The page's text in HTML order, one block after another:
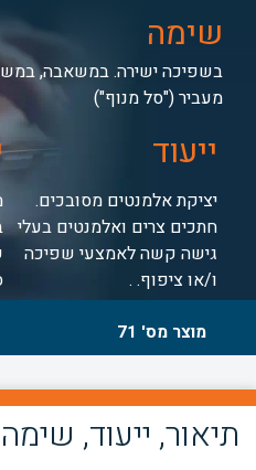
שימה
בשפיכה ישירה. במשאבה,
מעביר ("סל מנוף")
ייעוד
יציקת אלמנטים מסובכים.
חתכים צרים ואלמנטים בעלי
גישה קשה לאמצעי שפיכה
ו/או ציפוף. .
מוצר מס' 71
תיאור, ייעוד,